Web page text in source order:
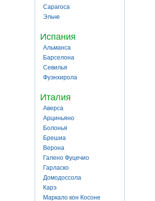
Сарагоса
Эльче
Испания
Альманса
Барселона
Севилья
Фуэнхирола
Италия
Аверса
Арциньяно
Болонья
Брешиа
Верона
Галено Фуцечио
Гарласко
Домодоссола
Карэ
Маркало кон Косоне